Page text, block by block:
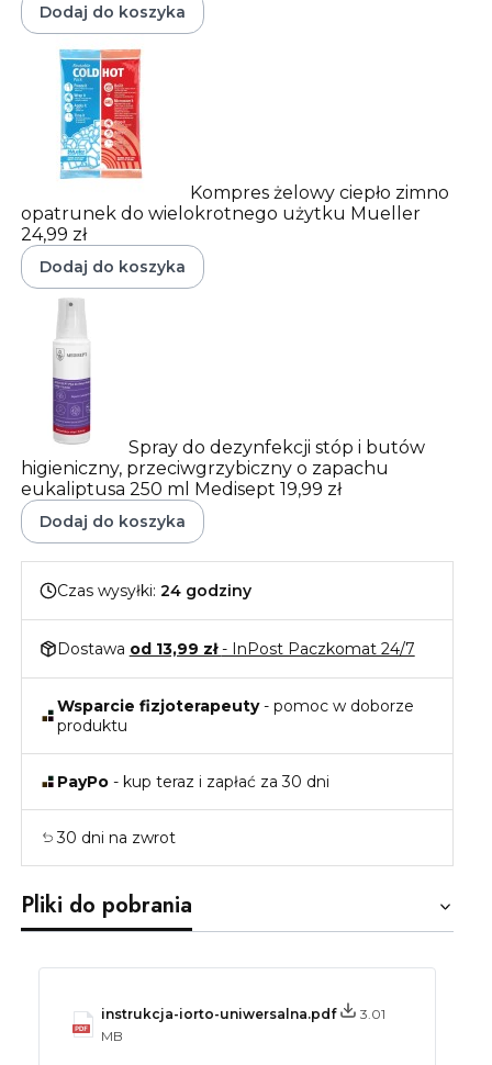
Dodaj do koszyka
Kompres żelowy ciepło zimno
opatrunek do wielokrotnego użytku Mueller
24,99 zł
Dodaj do koszyka
Spray do dezynfekcji stóp i butów
higieniczny, przeciwgrzybiczny o zapachu
eukaliptusa 250 ml Medisept 19,99 zł
Dodaj do koszyka
Czas wysyłki: 24 godziny
Dostawa od 13,99 zł- InPost Paczkomat 24/7
Wsparcie fizjoterapeuty- pomoc w doborze
produktu
PayPo- kup teraz i zapłać za 30 dni
30 dni na zwrot
Pliki do pobrania
instrukcja-iorto-uniwersalna.pdf
3.01
MB